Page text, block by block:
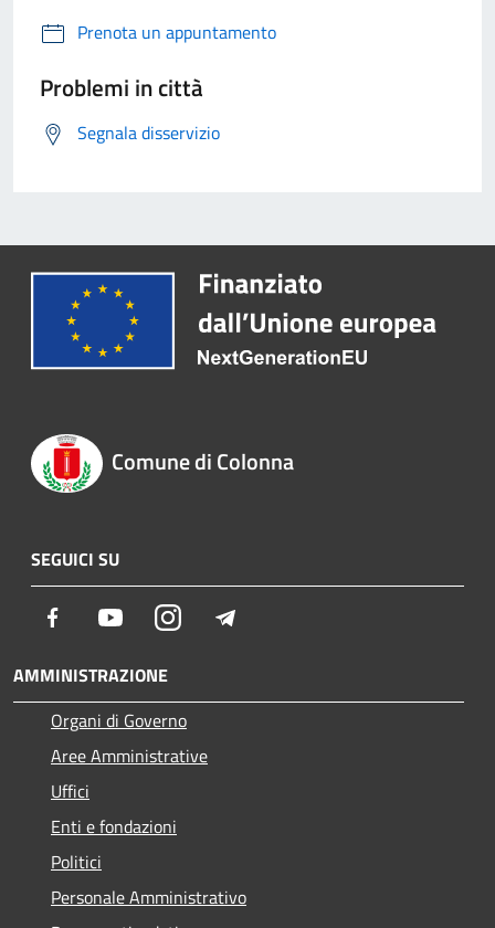
Prenota un appuntamento
Problemi in città
Segnala disservizio
Comune di Colonna
SEGUICI SU
Facebook YoutubeInstagram
AMMINISTRAZIONE
Organi di Governo
Aree Amministrative
Uffici
Enti e fondazioni
Politici
Personale Amministrativo